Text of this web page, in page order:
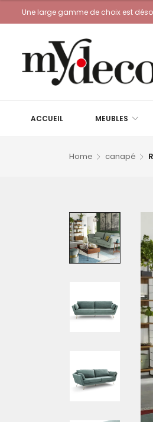
Une large gamme de choix est
ACCUEIL MEUBLES
Home canapé